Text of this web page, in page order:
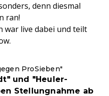
denn diesmal
ran!
war live dabei und teilt
ProSieben"
und "Heuler-
Stellungnahme ab